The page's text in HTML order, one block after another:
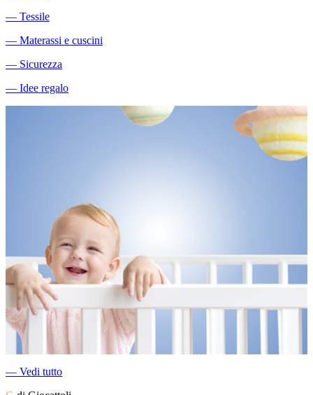
― Tessile
― Materassi e cuscini
― Sicurezza
― Idee regalo
― Vedi tutto